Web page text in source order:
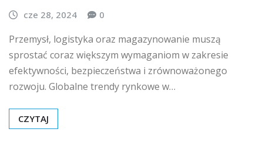
cze 28, 2024 0
Przemysł, logistyka oraz magazynowanie muszą
sprostać coraz większym wymaganiom w zakresie
efektywności, bezpieczeństwa i zrównoważonego
rozwoju. Globalne trendy rynkowe w…
CZYTAJ